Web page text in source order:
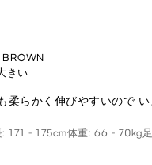
きい
柔らかく伸びやすいので い
: 171 - 175cm体重: 66 - 70kg